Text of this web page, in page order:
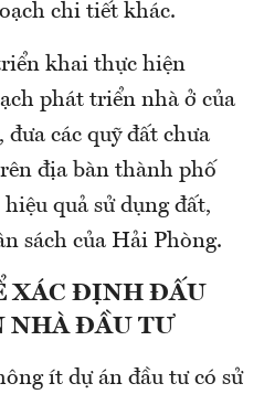
chi tiết khác.
khai thực hiện
phát triển nhà ở của
các quỹ đất chưa
địa bàn thành phố
quả sử dụng đất,
sách của Hải Phòng.
XÁC ĐỊNH ĐẤU
NHÀ ĐẦU TƯ
ít dự án đầu tư có sử